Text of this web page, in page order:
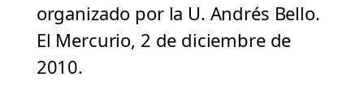
organizado por la U. Andrés Bello.
El Mercurio, 2 de diciembre de
2010.